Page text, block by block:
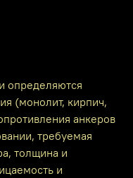
определяются
(монолит, кирпич,
анкеров
требуемая
толщина и
и